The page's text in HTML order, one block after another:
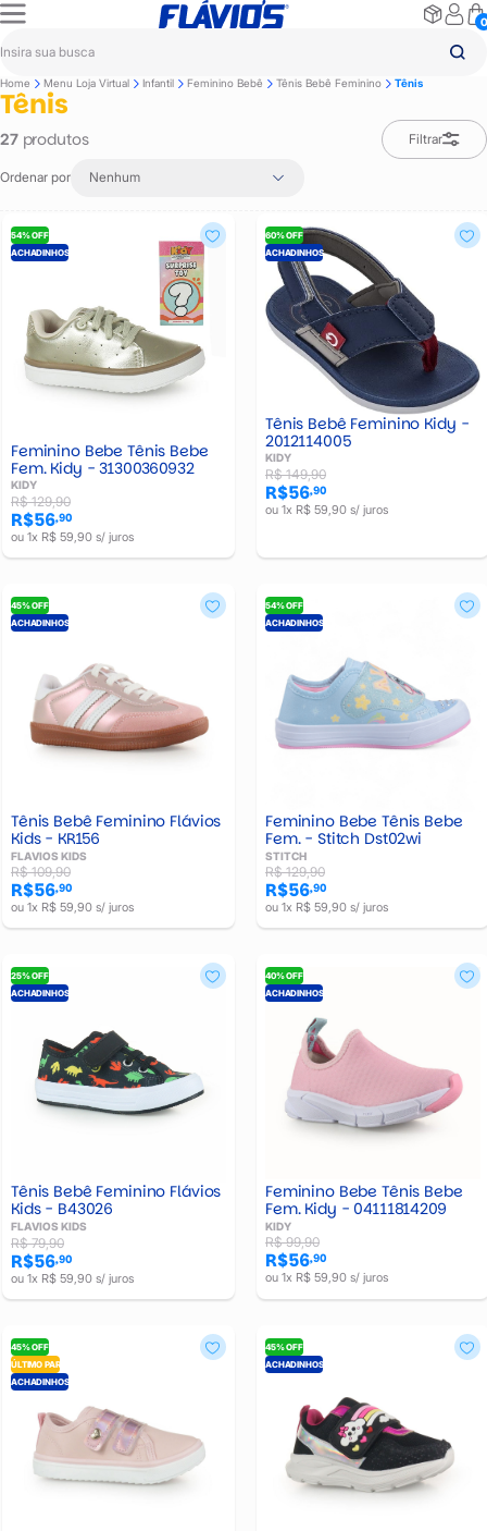
0
Home Menu Loja Virtual Infantil Feminino Bebê Tênis Bebê Feminino Tênis
Tênis
27produtos Filtrar
Ordenar por Nenhum
54% OFF
ACHADINHOS
Feminino Bebe Tênis Bebe
Fem. Kidy - 31300360932
KIDY
R$ 129,90
R$56,90
ou 1x R$ 59,90 s/ juros
60% OFF
ACHADINHOS
Tênis Bebê Feminino Kidy -
2012114005
KIDY
R$ 149,90
R$56,90
ou 1x R$ 59,90 s/ juros
45% OFF
ACHADINHOS
Tênis Bebê Feminino Flávios
Kids - KR156
FLAVIOS KIDS
R$ 109,90
R$56,90
ou 1x R$ 59,90 s/ juros
54% OFF
ACHADINHOS
Feminino Bebe Tênis Bebe
Fem. - Stitch Dst02wi
STITCH
R$ 129,90
R$56,90
ou 1x R$ 59,90 s/ juros
25% OFF
ACHADINHOS
Tênis Bebê Feminino Flávios
Kids - B43026
FLAVIOS KIDS
R$ 79,90
R$56,90
ou 1x R$ 59,90 s/ juros
40% OFF
ACHADINHOS
Feminino Bebe Tênis Bebe
Fem. Kidy - 04111814209
KIDY
R$ 99,90
R$56,90
ou 1x R$ 59,90 s/ juros
45% OFF
ÚLTIMO PAR
ACHADINHOS
45% OFF
ACHADINHOS